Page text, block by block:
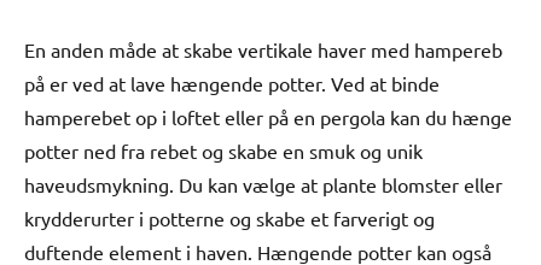
En anden måde at skabe vertikale haver med hampereb
på er ved at lave hængende potter. Ved at binde
hamperebet op i loftet eller på en pergola kan du hænge
potter ned fra rebet og skabe en smuk og unik
haveudsmykning. Du kan vælge at plante blomster eller
krydderurter i potterne og skabe et farverigt og
duftende element i haven. Hængende potter kan også